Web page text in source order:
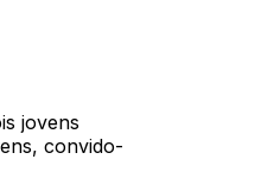
jovens
convido-